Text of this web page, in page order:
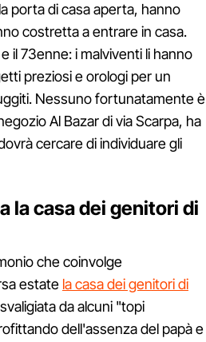
porta di casa aperta, hanno
costretta a entrare in casa.
il 73enne: i malviventi li hanno
preziosi e orologi per un
Nessuno fortunatamente è
Al Bazar di via Scarpa, ha
cercare di individuare gli
la casa dei genitori di
che coinvolge
estate la casa dei genitori di
da alcuni "topi
dell'assenza del papà e